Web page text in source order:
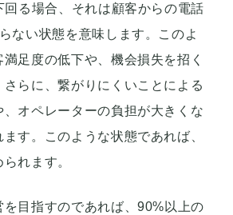
回る場合、それは顧客からの電話
ない状態を意味します。このよ
満足度の低下や、機会損失を招く
らに、繋がりにくいことによる
、オペレーターの負担が大きくな
す。このような状態であれば、
れます。
を目指すのであれば、90%以上の